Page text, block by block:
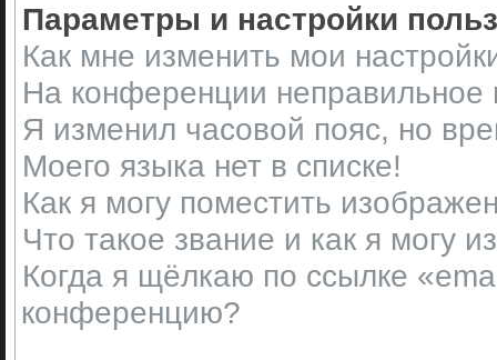
Параметры и настройки
Как мне изменить мои
На конференции неправильное
Я изменил часовой пояс, но
Моего языка нет в списке!
Как я могу поместить
Что такое звание и как я могу
Когда я щёлкаю по ссылке
конференцию?